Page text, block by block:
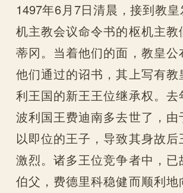
1497年6月7日清晨，接到教
机主教会议命令书的枢机主教
蒂冈。当着他们的面，教皇公
他们通过的诏书，其上写有教
利王国的新王王位继承权。去
波利国王费迪南多去世了，由
以即位的王子，导致其身故后
激烈。诸多王位竞争者中，已
伯父，费德里科稳健而顺利地